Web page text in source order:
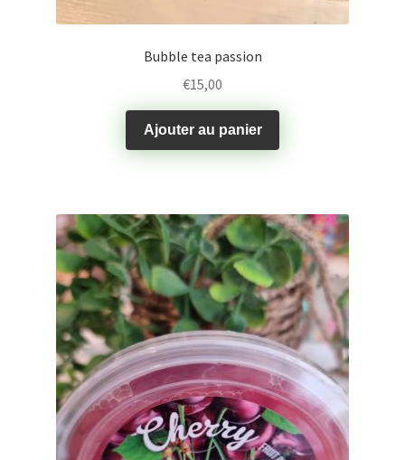
Bubble tea passion
€15,00
Ajouter au panier